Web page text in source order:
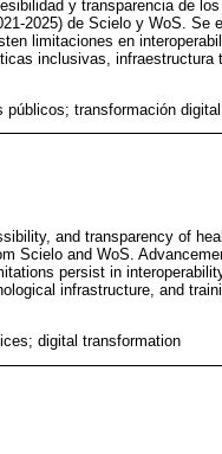
y transparencia de
2025) de Scielo y WoS. Se
limitaciones en
inclusivas,
transformación digital
and transparency of
Scielo and WoS.
persist in
infrastructure, and
digital transformation